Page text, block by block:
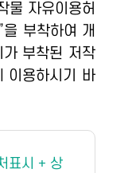
물 자유이용허
부착하여 개
부착된 저작
이용하시기 바
표시 + 상